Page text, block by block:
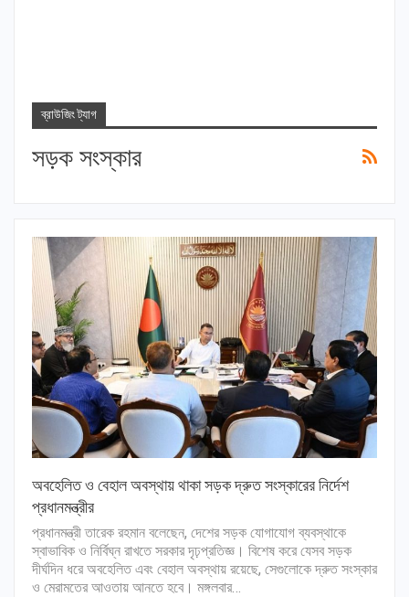
ব্রাউজিং ট্যাগ
সড়ক সংস্কার
অবহেলিত ও বেহাল অবস্থায় থাকা সড়ক দ্রুত সংস্কারের নির্দেশ
প্রধানমন্ত্রীর
প্রধানমন্ত্রী তারেক রহমান বলেছেন, দেশের সড়ক যোগাযোগ ব্যবস্থাকে
স্বাভাবিক ও নির্বিঘ্ন রাখতে সরকার দৃঢ়প্রতিজ্ঞ। বিশেষ করে যেসব সড়ক
দীর্ঘদিন ধরে অবহেলিত এবং বেহাল অবস্থায় রয়েছে, সেগুলোকে দ্রুত সংস্কার
ও মেরামতের আওতায় আনতে হবে। মঙ্গলবার…